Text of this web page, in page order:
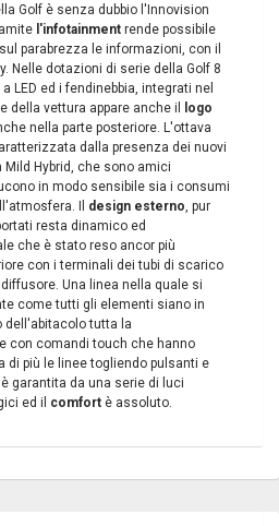
Golf è senza dubbio l'Innovision
l'infotainment rende possibile
parabrezza le informazioni, con il
Nelle dotazioni di serie della Golf 8
LED ed i fendinebbia, integrati nel
della vettura appare anche il
logo
nella parte posteriore. L'ottava
dalla presenza dei nuovi
Hybrid, che sono amici
in modo sensibile sia i consumi
Il design esterno , pur
resta dinamico ed
che è stato reso ancor più
con i terminali dei tubi di scarico
Una linea nella quale si
come tutti gli elementi siano in
dell'abitacolo tutta la
e con comandi touch che hanno
di più le linee togliendo pulsanti e
garantita da una serie di luci
ed il comfort è assoluto.